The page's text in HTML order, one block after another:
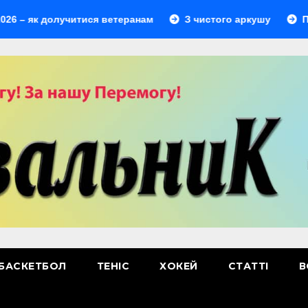
ветеранам З чистого аркушу Перший
ТЕНІС ХОКЕЙ СТАТТІ